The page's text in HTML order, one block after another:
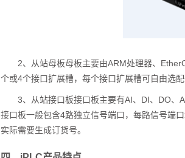
2、从站母板母板主要由ARM处理器、
个或4个接口扩展槽，每个接口扩展槽可自由选配
3、从站接口板接口板主要有AI、DI、DO、
接口板一般包含4路独立信号端口，每路信号端
实际需要生成订货号。